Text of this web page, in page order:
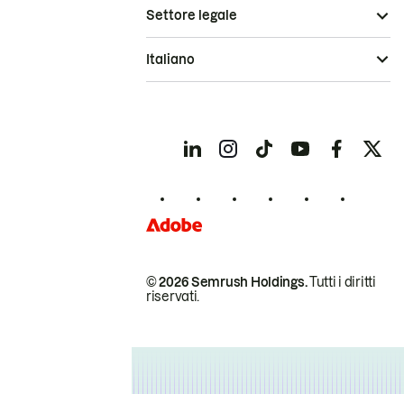
© 2026 Semrush Holdings.Tutti i diritti
riservati.
Settore legale
Italiano